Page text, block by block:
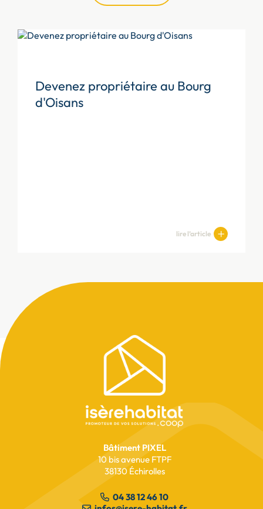
Devenez propriétaire au Bourg
d'Oisans
lire l’article
Avancement des travaux
Pied
de
page
Bâtiment PIXEL
10 bis avenue FTPF
38130 Échirolles
04 38 12 46 10